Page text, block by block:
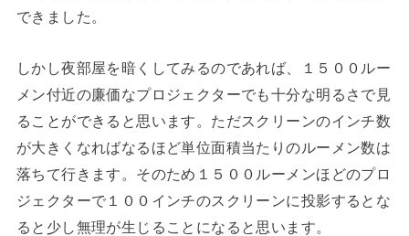
できました。
しかし夜部屋を暗くしてみるのであれば、１５００ルー
メン付近の廉価なプロジェクターでも十分な明るさで見
ることができると思います。ただスクリーンのインチ数
が大きくなればなるほど単位面積当たりのルーメン数は
落ちて行きます。そのため１５００ルーメンほどのプロ
ジェクターで１００インチのスクリーンに投影するとな
ると少し無理が生じることになると思います。